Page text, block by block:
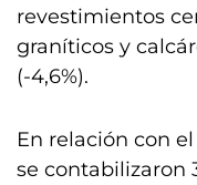
revestimientos
graníticos y
(-4,6%).
En relación con
se contabilizaron